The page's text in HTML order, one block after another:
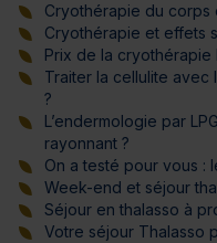
Cryothérapie du corps
Cryothérapie et effets
Prix de la cryothérapie
Traiter la cellulite avec
?
L’endermologie par
rayonnant ?
On a testé pour vous :
Week-end et séjour
Séjour en thalasso à
Votre séjour Thalasso